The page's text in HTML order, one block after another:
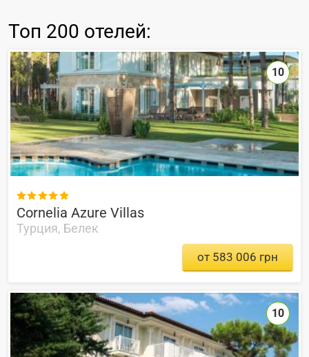
Топ 200 отелей:

Cornelia Azure Villas
Турция, Белек
10
от 583 006 грн
10